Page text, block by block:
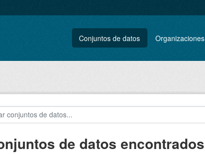
Conjuntos de datos Organizaciones
de datos encontrados